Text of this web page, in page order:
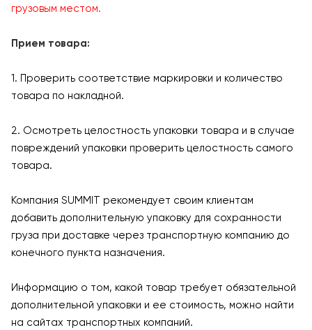
грузовым местом.
Прием товара:
1. Проверить соответствие маркировки и количество
товара по накладной.
2. Осмотреть целостность упаковки товара и в случае
повреждений упаковки проверить целостность самого
товара.
Компания SUMMIT рекомендует своим клиентам
добавить дополнительную упаковку для сохранности
груза при доставке через транспортную компанию до
конечного пункта назначения.
Информацию о том, какой товар требует обязательной
дополнительной упаковки и ее стоимость, можно найти
на сайтах транспортных компаний.